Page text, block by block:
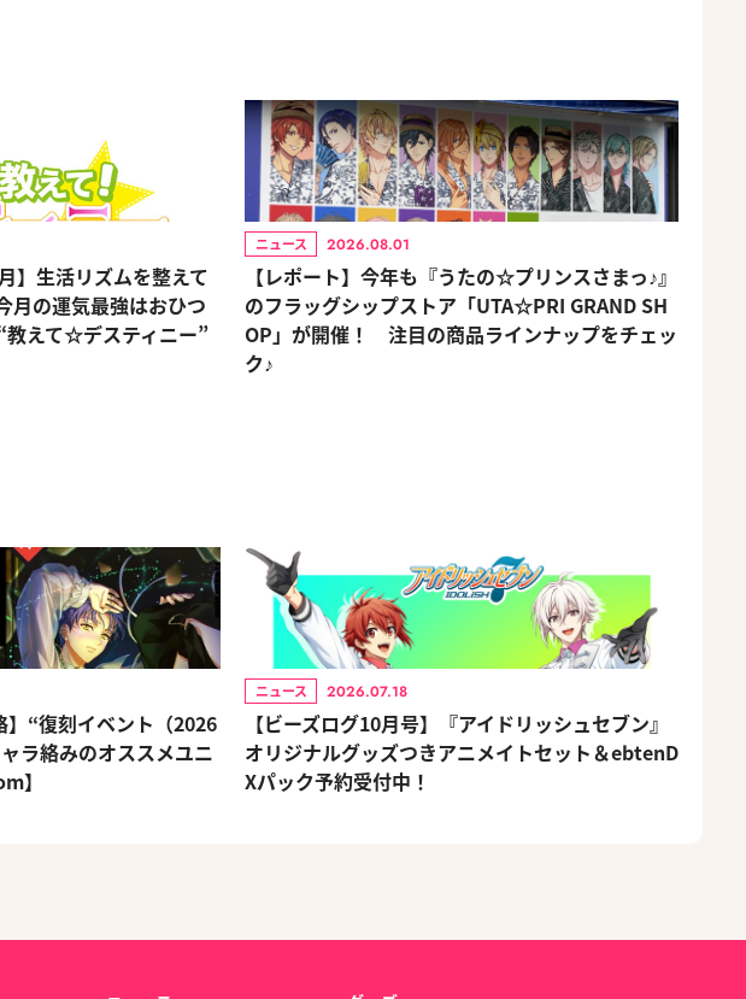
】生活リズムを整えて
月の運気最強はおひつ
教えて☆デスティニー”
ニュース 2026.08.01
【レポート】今年も『うたの☆プリンスさまっ♪』
のフラッグシップストア「UTA☆PRI GRAND SH
OP」が開催！ 注目の商品ラインナップをチェッ
ク♪
】“復刻イベント（2026
ラ絡みのオススメユニ
】
ニュース 2026.07.18
【ビーズログ10月号】『アイドリッシュセブン』
オリジナルグッズつきアニメイトセット＆ebtenD
Xパック予約受付中！